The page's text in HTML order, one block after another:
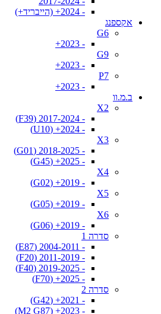
- 2024+ (הייבריד+)
אקספנג
G6
- 2023+
G9
- 2023+
P7
- 2023+
ב.מ.וו
X2
- 2017-2024 (F39)
- 2024+ (U10)
X3
- 2018-2025 (G01)
- 2025+ (G45)
X4
- 2019+ (G02)
X5
- 2019+ (G05)
X6
- 2019+ (G06)
סדרה 1
- 2004-2011 (E87)
- 2011-2019 (F20)
- 2019-2025 (F40)
- 2025+ (F70)
סדרה 2
- 2021+ (G42)
- 2023+ (M2 G87)